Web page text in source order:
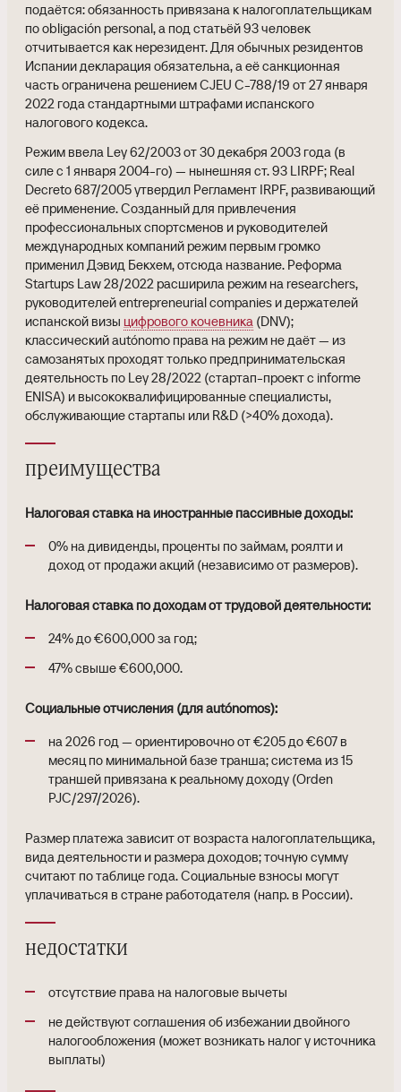
подаётся: обязанность привязана к налогоплательщикам
по obligación personal, а под статьёй 93 человек
отчитывается как нерезидент. Для обычных резидентов
Испании декларация обязательна, а её санкционная
часть ограничена решением CJEU C-788/19 от 27 января
2022 года стандартными штрафами испанского
налогового кодекса.
Режим ввела Ley 62/2003 от 30 декабря 2003 года (в
силе с 1 января 2004-го) — нынешняя ст. 93 LIRPF; Real
Decreto 687/2005 утвердил Регламент IRPF, развивающий
её применение. Созданный для привлечения
профессиональных спортсменов и руководителей
международных компаний режим первым громко
применил Дэвид Бекхем, отсюда название. Реформа
Startups Law 28/2022 расширила режим на researchers,
руководителей entrepreneurial companies и держателей
испанской визы цифрового кочевника (DNV);
классический autónomo права на режим не даёт — из
самозанятых проходят только предпринимательская
деятельность по Ley 28/2022 (стартап-проект с informe
ENISA) и высококвалифицированные специалисты,
обслуживающие стартапы или R&D (>40% дохода).
преимущества
Налоговая ставка на иностранные пассивные доходы:
0% на дивиденды, проценты по займам, роялти и
доход от продажи акций (независимо от размеров).
Налоговая ставка по доходам от трудовой деятельности:
24% до €600,000 за год;
47% свыше €600,000.
Социальные отчисления (для autónomos):
на 2026 год — ориентировочно от €205 до €607 в
месяц по минимальной базе транша; система из 15
траншей привязана к реальному доходу (Orden
PJC/297/2026).
Размер платежа зависит от возраста налогоплательщика,
вида деятельности и размера доходов; точную сумму
считают по таблице года. Социальные взносы могут
уплачиваться в стране работодателя (напр. в России).
недостатки
отсутствие права на налоговые вычеты
не действуют соглашения об избежании двойного
налогообложения (может возникать налог у источника
выплаты)